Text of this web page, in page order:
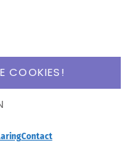
COOKIES!
Contact
tijd om